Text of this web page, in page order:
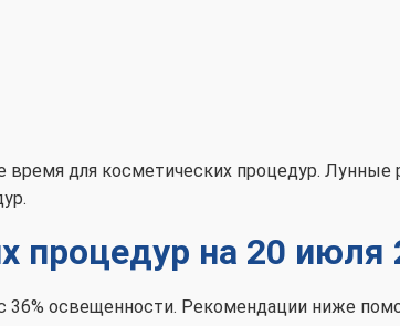
для косметических процедур.
процедур на 20 июля
36% освещенности. Рекомендации ниже